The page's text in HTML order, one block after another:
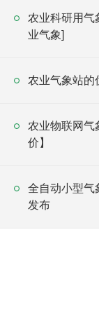
农业科研用气
业气象]
农业气象站的
农业物联网气
价】
全自动小型气
发布